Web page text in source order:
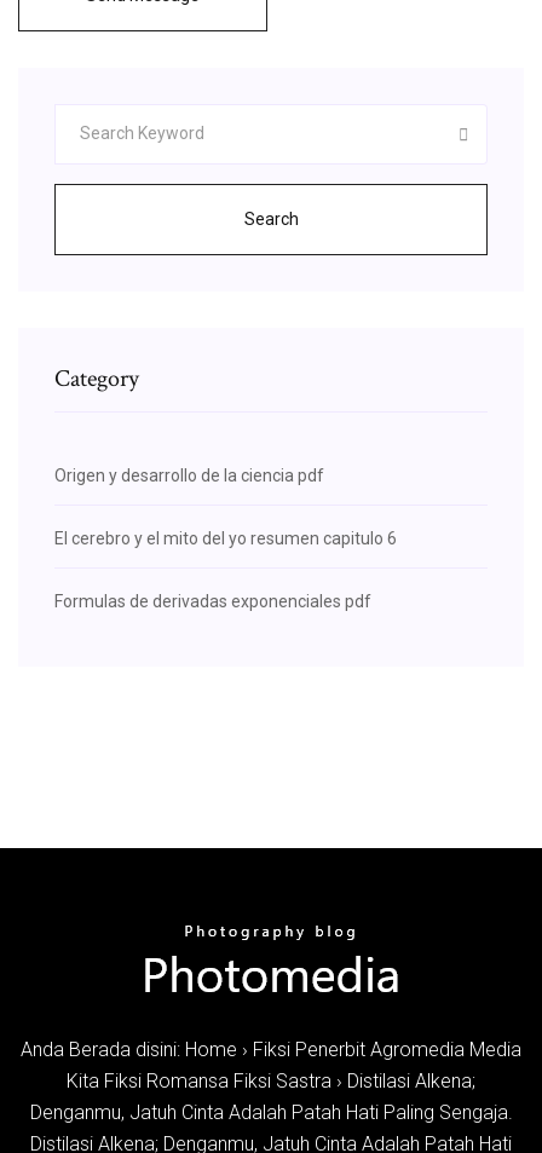
Search
Category
Origen y desarrollo de la ciencia pdf
El cerebro y el mito del yo resumen capitulo 6
Formulas de derivadas exponenciales pdf
Anda Berada disini: Home › Fiksi Penerbit Agromedia Media
Kita Fiksi Romansa Fiksi Sastra › Distilasi Alkena;
Denganmu, Jatuh Cinta Adalah Patah Hati Paling Sengaja.
Distilasi Alkena; Denganmu, Jatuh Cinta Adalah Patah Hati